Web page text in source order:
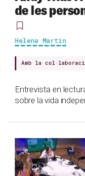
de les
Helena Martín
Amb la
Entrevista en
sobre la vida